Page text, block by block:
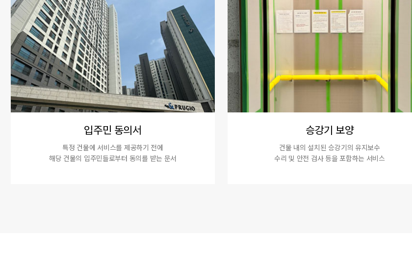
입주민 동의서
특정 건물에 서비스를 제공하기 전에
해당 건물의 입주민들로부터 동의를 받는 문서
승강기 보양
건물 내의 설치된 승강기의 유지보수
수리 및 안전 검사 등을 포함하는 서비스